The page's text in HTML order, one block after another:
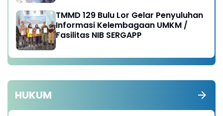
TMMD 129 Bulu Lor Gelar Penyuluhan
Informasi Kelembagaan UMKM /
Fasilitas NIB SERGAPP
HUKUM